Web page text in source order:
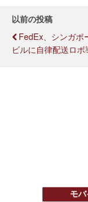
以前の投稿
FedEx、シンガポ
ビルに自律配送ロボ
モ